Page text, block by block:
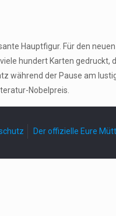
Hauptfigur. Für den
hundert Karten
während der Pause am
Nobelpreis.
Der offizielle Eure